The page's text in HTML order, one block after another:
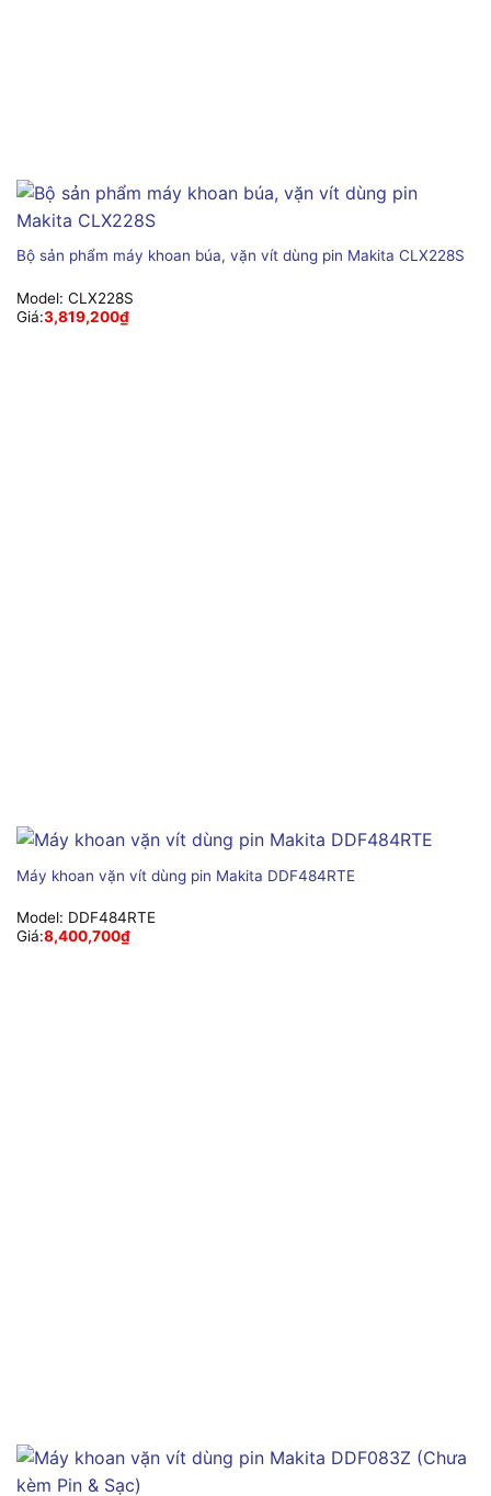
Bộ sản phẩm máy khoan búa, vặn vít dùng pin Makita CLX228S
Model: CLX228S
Giá:3,819,200₫
Máy khoan vặn vít dùng pin Makita DDF484RTE
Model: DDF484RTE
Giá:8,400,700₫